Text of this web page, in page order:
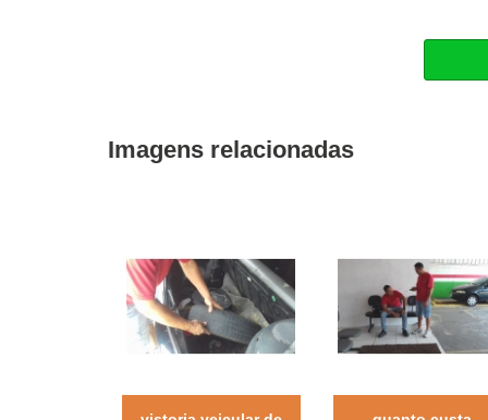
Imagens relacionadas